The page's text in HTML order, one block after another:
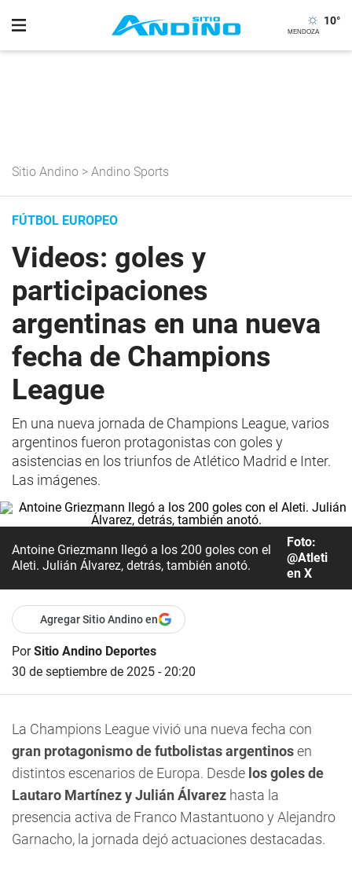
10°
Sitio Andino > Andino Sports
FÚTBOL EUROPEO
Videos: goles y
participaciones
argentinas en una nueva
fecha de Champions
League
En una nueva jornada de Champions League, varios
argentinos fueron protagonistas con goles y
asistencias en los triunfos de Atlético Madrid e Inter.
Las imágenes.
Antoine Griezmann llegó a los 200 goles con el
Aleti. Julián Álvarez, detrás, también anotó.
Foto:
@Atleti
en X
Agregar Sitio Andino en
PorSitio Andino Deportes
30 de septiembre de 2025 - 20:20
La Champions League vivió una nueva fecha con
gran protagonismo de futbolistas argentinosen
distintos escenarios de Europa. Desde los goles de
Lautaro Martínez y Julián Álvarez hasta la
presencia activa de Franco Mastantuono y Alejandro
Garnacho, la jornada dejó actuaciones destacadas.